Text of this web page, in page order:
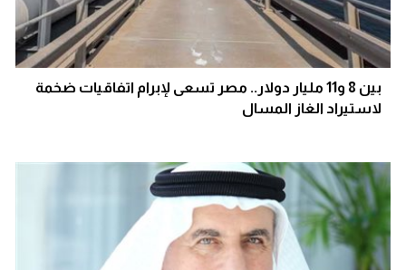
بين 8 و11 مليار دولار.. مصر تسعى لإبرام اتفاقيات ضخمة
لاستيراد الغاز المسال